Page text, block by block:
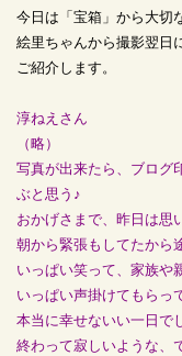
今日は「宝箱」から大切
絵里ちゃんから撮影翌日
ご紹介します。
淳ねえさん
（略）
写真が出来たら、ブログ
ぶと思う♪
おかげさまで、昨日は思
朝から緊張もしてたから
いっぱい笑って、家族や
いっぱい声掛けてもらっ
本当に幸せないい一日で
終わって寂しいような、